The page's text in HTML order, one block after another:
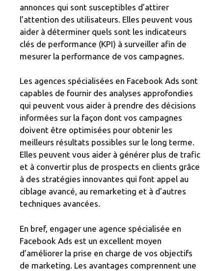
annonces qui sont susceptibles d’attirer
l’attention des utilisateurs. Elles peuvent vous
aider à déterminer quels sont les indicateurs
clés de performance (KPI) à surveiller afin de
mesurer la performance de vos campagnes.
Les agences spécialisées en Facebook Ads sont
capables de fournir des analyses approfondies
qui peuvent vous aider à prendre des décisions
informées sur la façon dont vos campagnes
doivent être optimisées pour obtenir les
meilleurs résultats possibles sur le long terme.
Elles peuvent vous aider à générer plus de trafic
et à convertir plus de prospects en clients grâce
à des stratégies innovantes qui font appel au
ciblage avancé, au remarketing et à d’autres
techniques avancées.
En bref, engager une agence spécialisée en
Facebook Ads est un excellent moyen
d’améliorer la prise en charge de vos objectifs
de marketing. Les avantages comprennent une